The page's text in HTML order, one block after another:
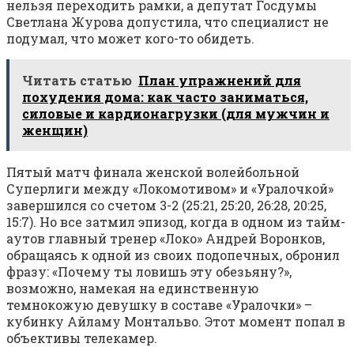
нельзя переходить рамки, а депутат Госдумы
Светлана Журова допустила, что специалист не
подумал, что может кого-то обидеть.
Читать статью План упражнений для
похудения дома: как часто заниматься,
силовые и кардионагрузки (для мужчин и
женщин)
Пятый матч финала женской волейбольной
Суперлиги между «Локомотивом» и «Уралочкой»
завершился со счетом 3-2 (25:21, 25:20, 26:28, 20:25,
15:7). Но все затмил эпизод, когда в одном из тайм-
аутов главный тренер «Локо» Андрей Воронков,
обращаясь к одной из своих подопечных, обронил
фразу: «Почему ты ловишь эту обезьяну?»,
возможно, намекая на единственную
темнокожую девушку в составе «Уралочки» –
кубинку Айламу Монтальво. Этот момент попал в
объективы телекамер.